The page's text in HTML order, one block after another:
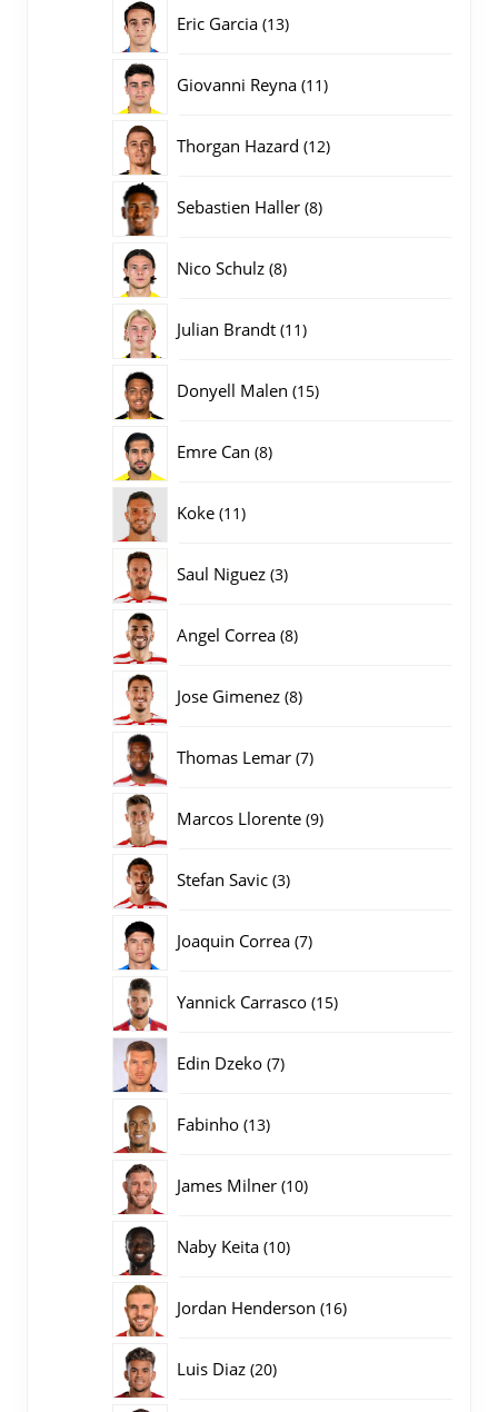
Eric Garcia 1313
Giovanni Reyna 1111
Thorgan Hazard 1212
Sebastien Haller 88
Nico Schulz 88
Julian Brandt 1111
Donyell Malen 1515
Emre Can 88
Koke 1111
Saul Niguez 33
Angel Correa 88
Jose Gimenez 88
Thomas Lemar 77
Marcos Llorente 99
Stefan Savic 33
Joaquin Correa 77
Yannick Carrasco 1515
Edin Dzeko 77
Fabinho 1313
James Milner 1010
Naby Keita 1010
Jordan Henderson 1616
Luis Diaz 2020